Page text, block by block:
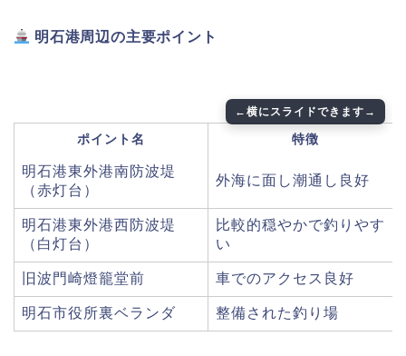
明石港周辺の主要ポイント
ポイント名 特徴
明石港東外港南防波堤
（赤灯台）
外海に面し潮通し良好
明石港東外港西防波堤
（白灯台）
比較的穏やかで釣りやす
い
旧波門崎燈籠堂前 車でのアクセス良好
明石市役所裏ベランダ 整備された釣り場